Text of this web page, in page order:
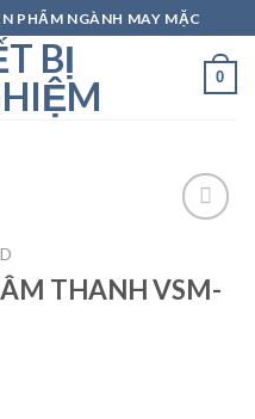
PHẨM NGÀNH MAY MẶC
0
Add to
wishlist
THANH VSM-